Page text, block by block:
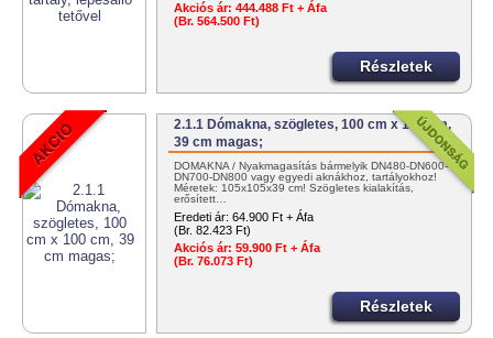
Akciós ár: 444.488 Ft + Áfa
(Br. 564.500 Ft)
Részletek
2.1.1 Dómakna, szögletes, 100 cm x 100 cm,
39 cm magas;
DÓMAKNA / Nyakmagasítás bármelyik DN480-DN600-
DN700-DN800 vagy egyedi aknákhoz, tartályokhoz!
Méretek: 105x105x39 cm! Szögletes kialakítás,
erősített…
Eredeti ár: 64.900 Ft + Áfa
(Br. 82.423 Ft)
Akciós ár: 59.900 Ft + Áfa
(Br. 76.073 Ft)
Részletek